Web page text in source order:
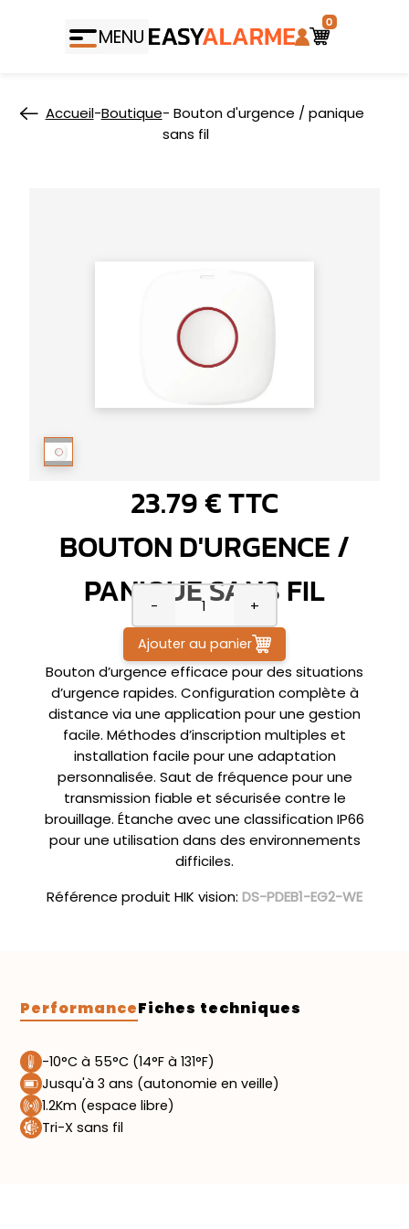
MENU
0
Accueil-Boutique- Bouton d'urgence / panique
sans fil
BOUTON D'URGENCE /
PANIQUE SANS FIL
Bouton d’urgence efficace pour des situations
d’urgence rapides. Configuration complète à
distance via une application pour une gestion
facile. Méthodes d’inscription multiples et
installation facile pour une adaptation
personnalisée. Saut de fréquence pour une
transmission fiable et sécurisée contre le
brouillage. Étanche avec une classification IP66
pour une utilisation dans des environnements
difficiles.
Référence produit HIK vision: DS-PDEB1-EG2-WE
23.79 € TTC
- +
Ajouter au panier
PerformanceFiches techniques
-10°C à 55°C (14°F à 131°F)
Jusqu'à 3 ans (autonomie en veille)
1.2Km (espace libre)
Tri-X sans fil